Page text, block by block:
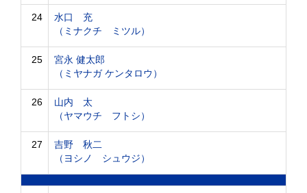
24
水口 充
（ミナクチ ミツル）
25
宮永 健太郎
（ミヤナガ ケンタロウ）
26
山内 太
（ヤマウチ フトシ）
27
吉野 秋二
（ヨシノ シュウジ）